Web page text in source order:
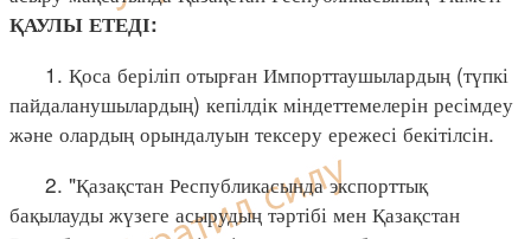
ҚАУЛЫ ЕТЕДІ:
1. Қоса беріліп отырған Импорттаушылардың (түпкі
пайдаланушылардың) кепілдік міндеттемелерін ресімдеу
және олардың орындалуын тексеру ережесі бекітілсін.
2. "Қазақстан Республикасында экспорттық
бақылауды жүзеге асырудың тәртібі мен Қазақстан